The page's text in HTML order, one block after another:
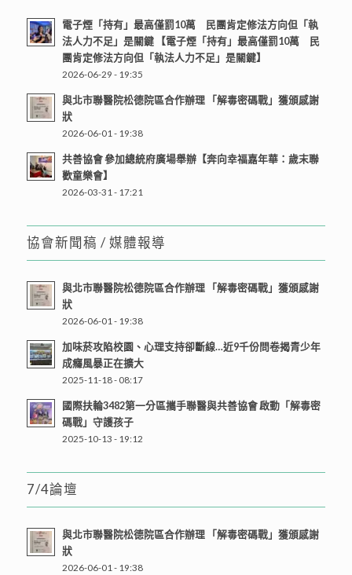
電子煙「持有」最高僅罰10萬 民團肯定修法方向但「執
法人力不足」是關鍵 【電子煙「持有」最高僅罰10萬 民
團肯定修法方向但「執法人力不足」是關鍵】
2026-06-29 - 19:35
與北市聯醫院松德院區合作辦理 「解毒密碼戰」獲頒感謝
狀
2026-06-01 - 19:38
共善協會 參加總統府廣場舉辦【奔向幸福嘉年華：歲末聯
歡童樂會】
2026-03-31 - 17:21
協會新聞稿 / 媒體報導
與北市聯醫院松德院區合作辦理 「解毒密碼戰」獲頒感謝
狀
2026-06-01 - 19:38
加味菸攻陷校園、心理支持卻斷線…近9千份問卷揭青少年
成癮風暴正在擴大
2025-11-18 - 08:17
國際扶輪3482第一分區攜手聯醫與共善協會 啟動「解毒密
碼戰」守護孩子
2025-10-13 - 19:12
7/4論壇
與北市聯醫院松德院區合作辦理 「解毒密碼戰」獲頒感謝
狀
2026-06-01 - 19:38